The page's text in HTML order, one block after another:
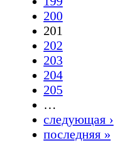
200
201
202
203
204
205
…
следующая ›
последняя »